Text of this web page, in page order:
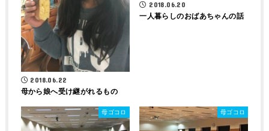
2018.06.22
母から娘へ受け継がれるもの
2018.06.20
一人暮らしのおばあちゃんの話
母ゴコロ 母ゴコロ